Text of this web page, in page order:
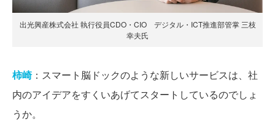
出光興産株式会社 執行役員CDO・CIO デジタル・ICT推進部管掌 三枝
幸夫氏
柿崎：スマート脳ドックのような新しいサービスは、社
内のアイデアをすくいあげてスタートしているのでしょ
うか。